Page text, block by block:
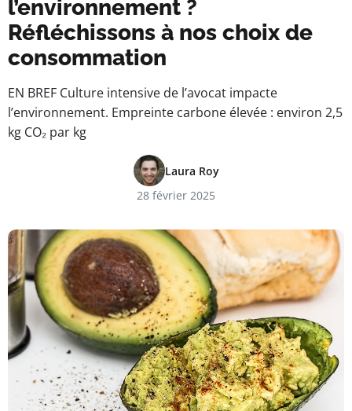
l’environnement ?
Réfléchissons à nos choix de
consommation
EN BREF Culture intensive de l’avocat impacte
l’environnement. Empreinte carbone élevée : environ 2,5
kg CO₂ par kg
Laura Roy
28 février 2025